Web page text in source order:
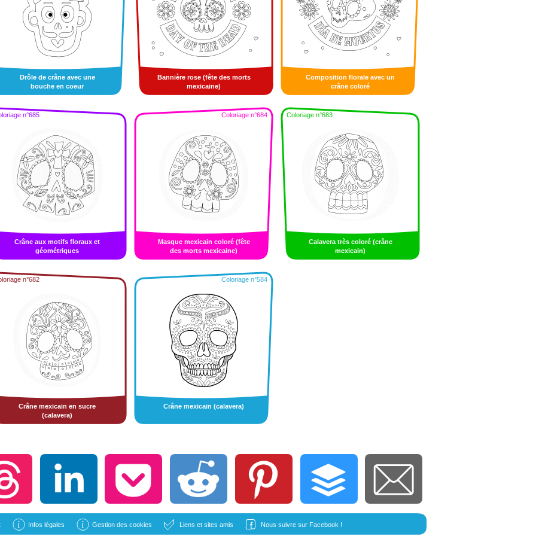
Drôle de crâne avec une
bouche en coeur
Bannière rose (fête des morts
mexicaine)
Composition florale avec un
crâne coloré
n°685
Crâne aux motifs floraux et
géométriques
Coloriage n°684
Masque mexicain coloré (fête
des morts mexicaine)
Coloriage n°683
Calavera très coloré (crâne
mexicain)
n°682
Crâne mexicain en sucre
(calavera)
Coloriage n°584
Crâne mexicain (calavera)
Infos légales Gestion des cookies Liens et sites amis Nous suivre sur Facebook !